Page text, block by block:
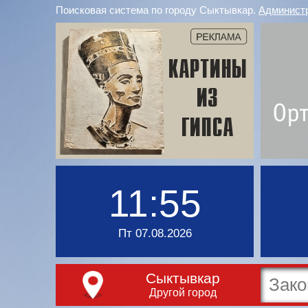
Поисковая система по городу Сыктывкар.
11:55
Пт 07.08.2026
Сыктывкар
Другой город